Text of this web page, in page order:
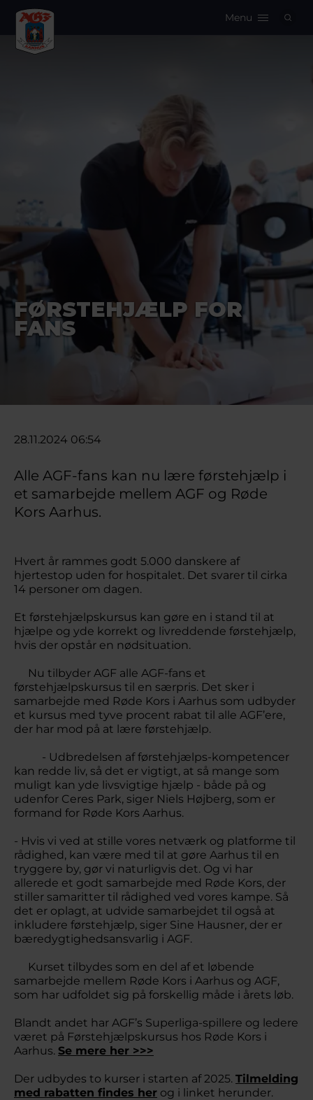
Menu
FØRSTEHJÆLP FOR
FANS
28.11.2024 06:54
Alle AGF-fans kan nu lære førstehjælp i
et samarbejde mellem AGF og Røde
Kors Aarhus.
Hvert år rammes godt 5.000 danskere af
hjertestop uden for hospitalet. Det svarer til cirka
14 personer om dagen.
Et førstehjælpskursus kan gøre en i stand til at
hjælpe og yde korrekt og livreddende førstehjælp,
hvis der opstår en nødsituation.
Nu tilbyder AGF alle AGF-fans et
førstehjælpskursus til en særpris. Det sker i
samarbejde med Røde Kors i Aarhus som udbyder
et kursus med tyve procent rabat til alle AGF’ere,
der har mod på at lære førstehjælp.
- Udbredelsen af førstehjælps-kompetencer
kan redde liv, så det er vigtigt, at så mange som
muligt kan yde livsvigtige hjælp - både på og
udenfor Ceres Park, siger Niels Højberg, som er
formand for Røde Kors Aarhus.
- Hvis vi ved at stille vores netværk og platforme til
rådighed, kan være med til at gøre Aarhus til en
tryggere by, gør vi naturligvis det. Og vi har
allerede et godt samarbejde med Røde Kors, der
stiller samaritter til rådighed ved vores kampe. Så
det er oplagt, at udvide samarbejdet til også at
inkludere førstehjælp, siger Sine Hausner, der er
bæredygtighedsansvarlig i AGF.
Kurset tilbydes som en del af et løbende
samarbejde mellem Røde Kors i Aarhus og AGF,
som har udfoldet sig på forskellig måde i årets løb.
Blandt andet har AGF’s Superliga-spillere og ledere
været på Førstehjælpskursus hos Røde Kors i
Aarhus. Se mere her >>>
Der udbydes to kurser i starten af 2025. Tilmelding
med rabatten findes her og i linket herunder.